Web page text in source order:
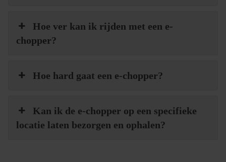
Hoe ver kan ik rijden met een e-
chopper?
Hoe hard gaat een e-chopper?
Kan ik de e-chopper op een specifieke
locatie laten bezorgen en ophalen?